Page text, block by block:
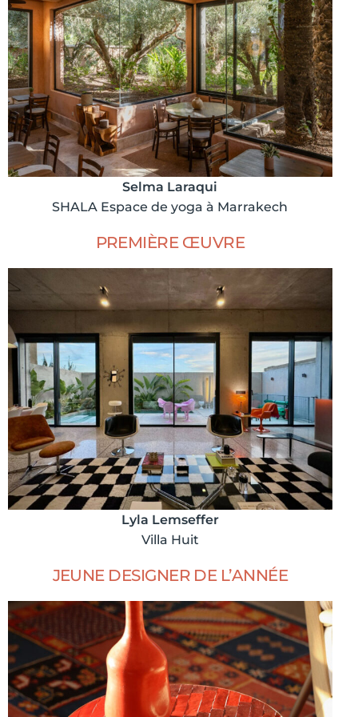
Selma Laraqui
SHALA Espace de yoga à Marrakech
PREMIÈRE ŒUVRE
Lyla Lemseffer
Villa Huit
JEUNE DESIGNER DE L’ANNÉE